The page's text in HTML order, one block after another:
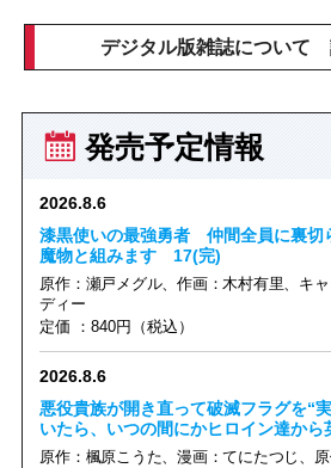
デジタル版雑誌について
発売予定情報
2026.8.6
漆黒使いの最強勇者 仲間全員に裏切
魔物と組みます
17(完)
原作：瀬戸メグル、作画：木村有里、キ
ディー
定価 ：840円（税込）
2026.8.6
悪役貴族が開き直って破滅フラグを“
いたら、いつの間にかヒロイン達か
原作：楓原こうた、漫画：てにたつじ、